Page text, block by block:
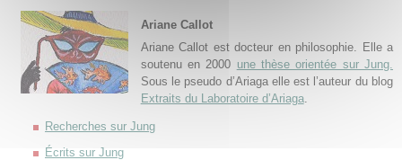
Ariane Callot
Ariane Callot est docteur en philosophie. Elle a
soutenu en 2000 une thèse orientée sur Jung.
Sous le pseudo d’Ariaga elle est l’auteur du blog
Extraits du Laboratoire d’Ariaga.
Recherches sur Jung
Écrits sur Jung